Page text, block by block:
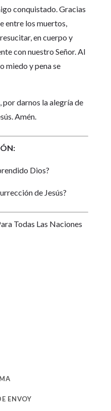
conquistado. Gracias
entre los muertos,
en cuerpo y
con nuestro Señor. Al
miedo y pena se
por darnos la alegría de
Amén.
Dios?
de Jesús?
Todas Las Naciones
ENVOY